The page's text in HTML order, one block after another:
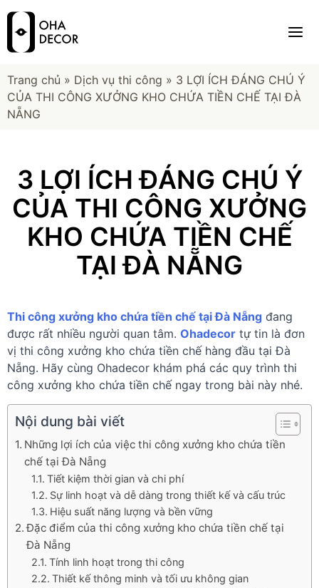
Trang chủ » Dịch vụ thi công » 3 LỢI ÍCH ĐÁNG CHÚ Ý
CỦA THI CÔNG XƯỞNG KHO CHỨA TIỀN CHẾ TẠI ĐÀ
NẴNG
3 LỢI ÍCH ĐÁNG CHÚ Ý
CỦA THI CÔNG XƯỞNG
KHO CHỨA TIỀN CHẾ
TẠI ĐÀ NẴNG
Thi công xưởng kho chứa tiền chế tại Đà Nẵng đang
được rất nhiều người quan tâm. Ohadecor tự tin là đơn
vị thi công xưởng kho chứa tiền chế hàng đầu tại Đà
Nẵng. Hãy cùng Ohadecor khám phá các quy trình thi
công xưởng kho chứa tiền chế ngay trong bài này nhé.
Nội dung bài viết
Những lợi ích của việc thi công xưởng kho chứa tiền
chế tại Đà Nẵng
Tiết kiệm thời gian và chi phí
Sự linh hoạt và dễ dàng trong thiết kế và cấu trúc
Hiệu suất năng lượng và bền vững
Đặc điểm của thi công xưởng kho chứa tiền chế tại
Đà Nẵng
Tính linh hoạt trong thi công
Thiết kế thông minh và tối ưu không gian